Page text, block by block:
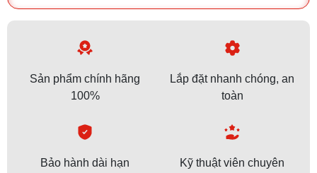
Sản phẩm chính hãng
100%
Lắp đặt nhanh chóng, an
toàn
Bảo hành dài hạn
Kỹ thuật viên chuyên